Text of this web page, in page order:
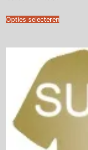
€12.99
Opties selecteren